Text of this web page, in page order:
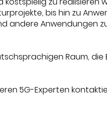
bis hin zu
andere Anwendungen
Raum, die
5G-Experten